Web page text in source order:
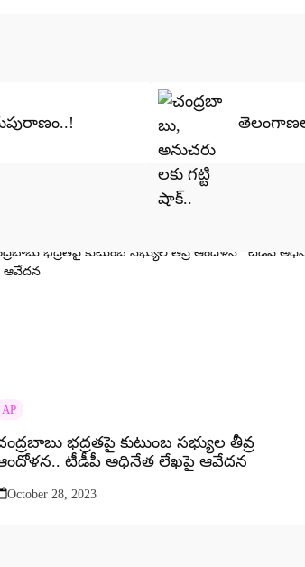
AP
భద్రతపై కుటుంబ సభ్యుల తీవ్ర
టీడీపీ అధినేత లేఖపై ఆవేదన
October 28, 2023